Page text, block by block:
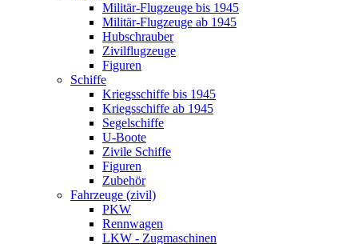
Militär-Flugzeuge bis 1945
Militär-Flugzeuge ab 1945
Hubschrauber
Zivilflugzeuge
Figuren
Schiffe
Kriegsschiffe bis 1945
Kriegsschiffe ab 1945
Segelschiffe
U-Boote
Zivile Schiffe
Figuren
Zubehör
Fahrzeuge (zivil)
PKW
Rennwagen
LKW - Zugmaschinen